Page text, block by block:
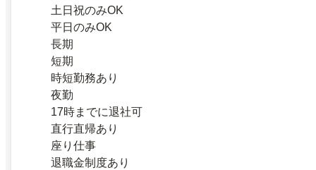
土日祝のみOK
平日のみOK
長期
短期
時短勤務あり
夜勤
17時までに退社可
直行直帰あり
座り仕事
退職金制度あり